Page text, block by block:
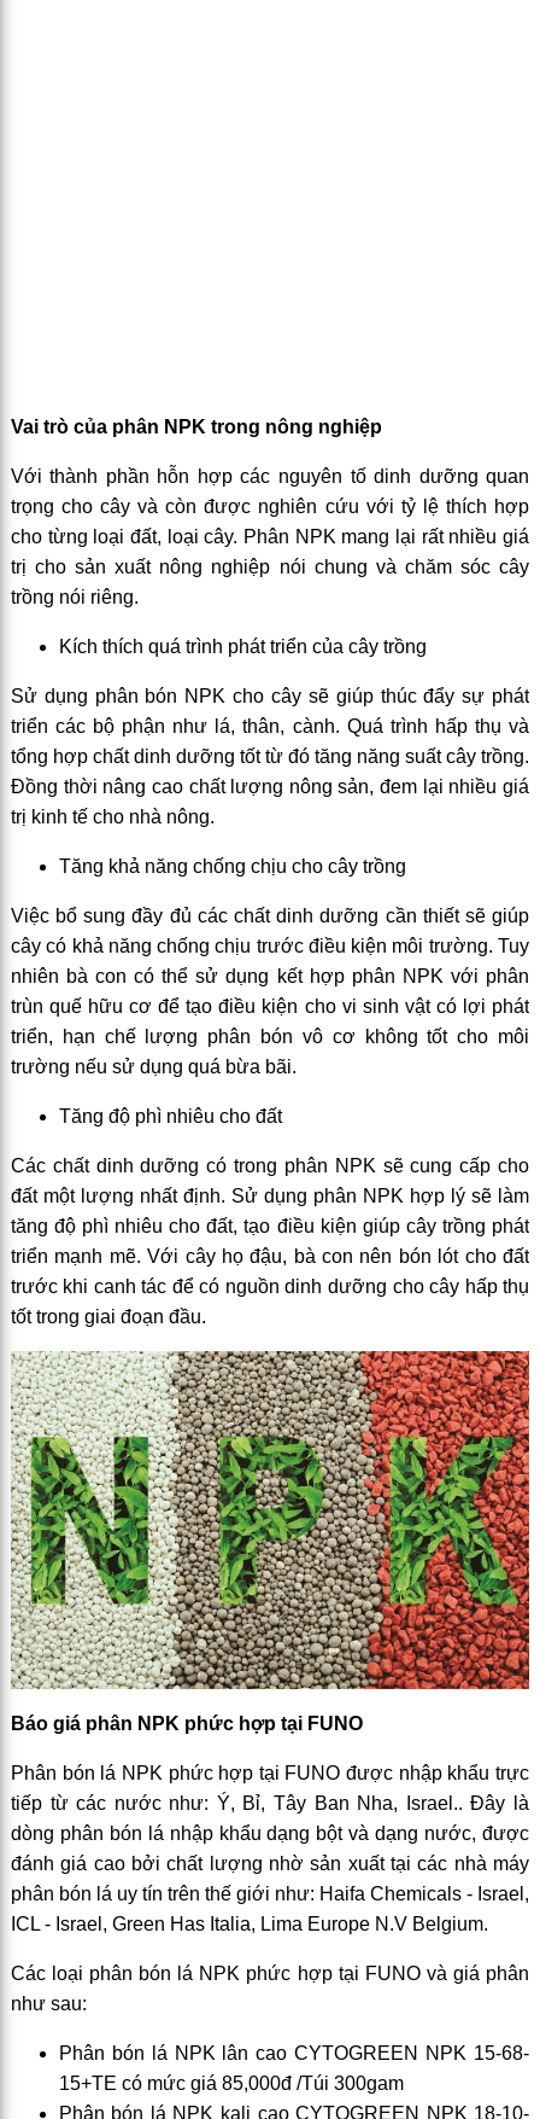
Vai trò của phân NPK trong nông nghiệp
Với thành phần hỗn hợp các nguyên tố dinh dưỡng quan
trọng cho cây và còn được nghiên cứu với tỷ lệ thích hợp
cho từng loại đất, loại cây. Phân NPK mang lại rất nhiều giá
trị cho sản xuất nông nghiệp nói chung và chăm sóc cây
trồng nói riêng.
Kích thích quá trình phát triển của cây trồng
Sử dụng phân bón NPK cho cây sẽ giúp thúc đẩy sự phát
triển các bộ phận như lá, thân, cành. Quá trình hấp thụ và
tổng hợp chất dinh dưỡng tốt từ đó tăng năng suất cây trồng.
Đồng thời nâng cao chất lượng nông sản, đem lại nhiều giá
trị kinh tế cho nhà nông.
Tăng khả năng chống chịu cho cây trồng
Việc bổ sung đầy đủ các chất dinh dưỡng cần thiết sẽ giúp
cây có khả năng chống chịu trước điều kiện môi trường. Tuy
nhiên bà con có thể sử dụng kết hợp phân NPK với phân
trùn quế hữu cơ để tạo điều kiện cho vi sinh vật có lợi phát
triển, hạn chế lượng phân bón vô cơ không tốt cho môi
trường nếu sử dụng quá bừa bãi.
Tăng độ phì nhiêu cho đất
Các chất dinh dưỡng có trong phân NPK sẽ cung cấp cho
đất một lượng nhất định. Sử dụng phân NPK hợp lý sẽ làm
tăng độ phì nhiêu cho đất, tạo điều kiện giúp cây trồng phát
triển mạnh mẽ. Với cây họ đậu, bà con nên bón lót cho đất
trước khi canh tác để có nguồn dinh dưỡng cho cây hấp thụ
tốt trong giai đoạn đầu.
Báo giá phân NPK phức hợp tại FUNO
Phân bón lá NPK phức hợp tại FUNO được nhập khẩu trực
tiếp từ các nước như: Ý, Bỉ, Tây Ban Nha, Israel.. Đây là
dòng phân bón lá nhập khẩu dạng bột và dạng nước, được
đánh giá cao bởi chất lượng nhờ sản xuất tại các nhà máy
phân bón lá uy tín trên thế giới như: Haifa Chemicals - Israel,
ICL - Israel, Green Has Italia, Lima Europe N.V Belgium.
Các loại phân bón lá NPK phức hợp tại FUNO và giá phân
như sau:
Phân bón lá NPK lân cao CYTOGREEN NPK 15-68-
15+TE có mức giá 85,000đ /Túi 300gam
Phân bón lá NPK kali cao CYTOGREEN NPK 18-10-